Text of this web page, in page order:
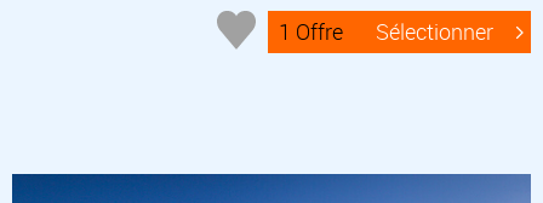
1 Offre Sélectionner